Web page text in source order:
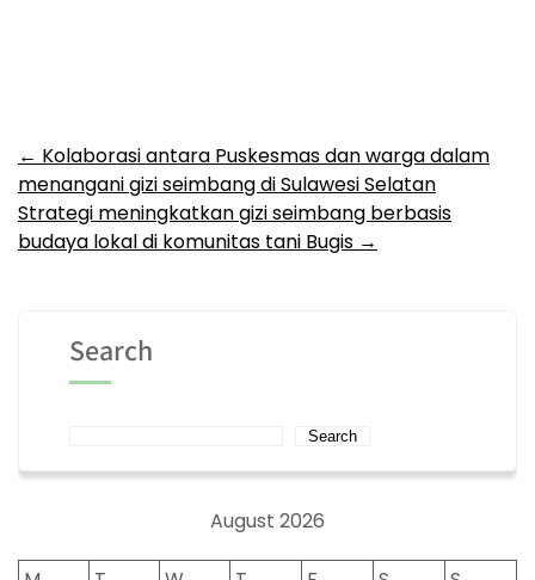
Post
navigation
← Kolaborasi antara Puskesmas dan warga dalam
menangani gizi seimbang di Sulawesi Selatan
Strategi meningkatkan gizi seimbang berbasis
budaya lokal di komunitas tani Bugis →
Search
Search
August 2026